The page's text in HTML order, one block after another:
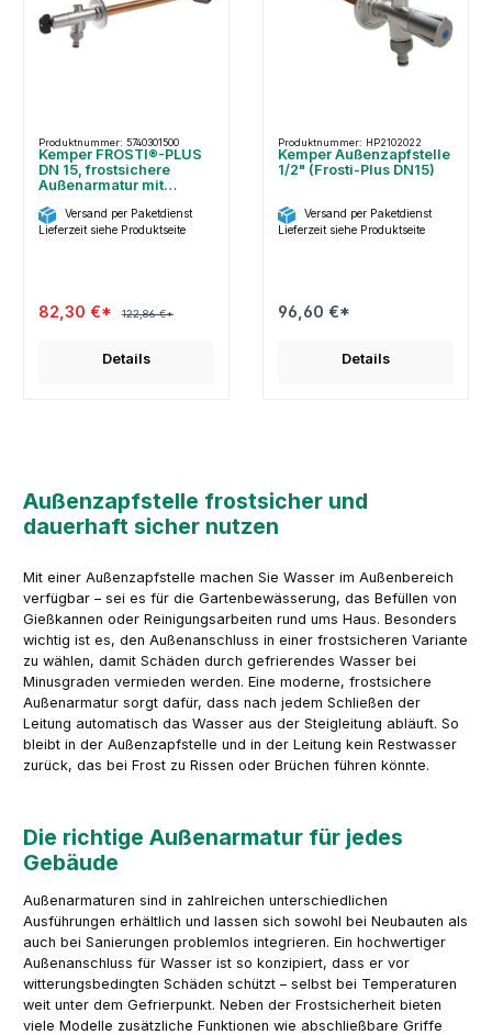
Produktnummer: 5740301500
Kemper FROSTI®-PLUS
DN 15, frostsichere
Außenarmatur mit
5740301500
Versand per Paketdienst
Lieferzeit siehe Produktseite
82,30 €* 122,86 €*
Details
Produktnummer: HP2102022
Kemper Außenzapfstelle
1/2" (Frosti-Plus DN15)
Versand per Paketdienst
Lieferzeit siehe Produktseite
96,60 €*
Details
Außenzapfstelle frostsicher und
dauerhaft sicher nutzen
Mit einer Außenzapfstelle machen Sie Wasser im Außenbereich
verfügbar – sei es für die Gartenbewässerung, das Befüllen von
Gießkannen oder Reinigungsarbeiten rund ums Haus. Besonders
wichtig ist es, den Außenanschluss in einer frostsicheren Variante
zu wählen, damit Schäden durch gefrierendes Wasser bei
Minusgraden vermieden werden. Eine moderne, frostsichere
Außenarmatur sorgt dafür, dass nach jedem Schließen der
Leitung automatisch das Wasser aus der Steigleitung abläuft. So
bleibt in der Außenzapfstelle und in der Leitung kein Restwasser
zurück, das bei Frost zu Rissen oder Brüchen führen könnte.
Die richtige Außenarmatur für jedes
Gebäude
Außenarmaturen sind in zahlreichen unterschiedlichen
Ausführungen erhältlich und lassen sich sowohl bei Neubauten als
auch bei Sanierungen problemlos integrieren. Ein hochwertiger
Außenanschluss für Wasser ist so konzipiert, dass er vor
witterungsbedingten Schäden schützt – selbst bei Temperaturen
weit unter dem Gefrierpunkt. Neben der Frostsicherheit bieten
viele Modelle zusätzliche Funktionen wie abschließbare Griffe